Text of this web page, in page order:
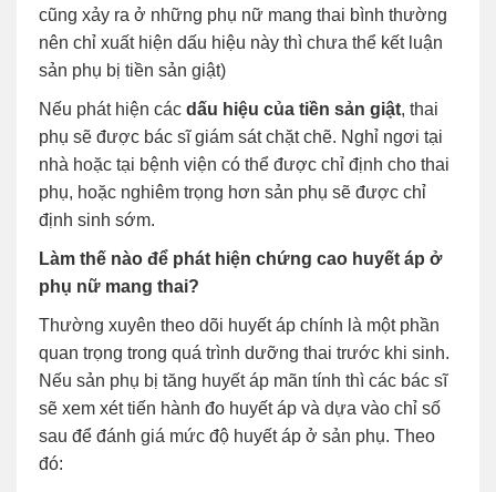
cũng xảy ra ở những phụ nữ mang thai bình thường
nên chỉ xuất hiện dấu hiệu này thì chưa thể kết luận
sản phụ bị tiền sản giật)
Nếu phát hiện các dấu hiệu của tiền sản giật, thai
phụ sẽ được bác sĩ giám sát chặt chẽ. Nghỉ ngơi tại
nhà hoặc tại bệnh viện có thể được chỉ định cho thai
phụ, hoặc nghiêm trọng hơn sản phụ sẽ được chỉ
định sinh sớm.
Làm thế nào để phát hiện chứng cao huyết áp ở
phụ nữ mang thai?
Thường xuyên theo dõi huyết áp chính là một phần
quan trọng trong quá trình dưỡng thai trước khi sinh.
Nếu sản phụ bị tăng huyết áp mãn tính thì các bác sĩ
sẽ xem xét tiến hành đo huyết áp và dựa vào chỉ số
sau để đánh giá mức độ huyết áp ở sản phụ. Theo
đó: